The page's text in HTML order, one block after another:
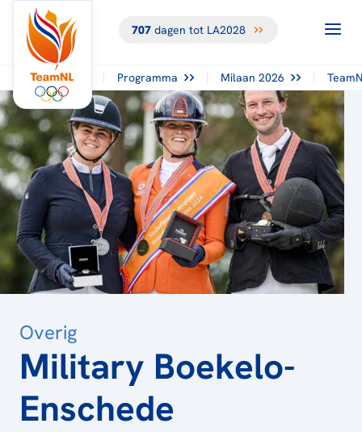
707dagen tot LA2028
Programma Milaan 2026
Overig
Military Boekelo-
Enschede
TERUG NAAR
OVERZICHT